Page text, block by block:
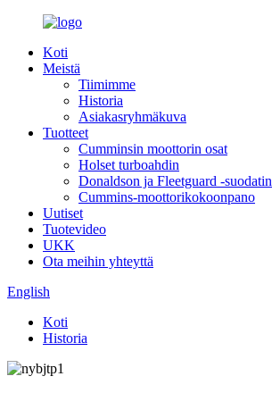
Koti
Meistä
Tiimimme
Historia
Asiakasryhmäkuva
Tuotteet
Cumminsin moottorin osat
Holset turboahdin
Donaldson ja Fleetguard -suodatin
Cummins-moottorikokoonpano
Uutiset
Tuotevideo
UKK
Ota meihin yhteyttä
English
Koti
Historia